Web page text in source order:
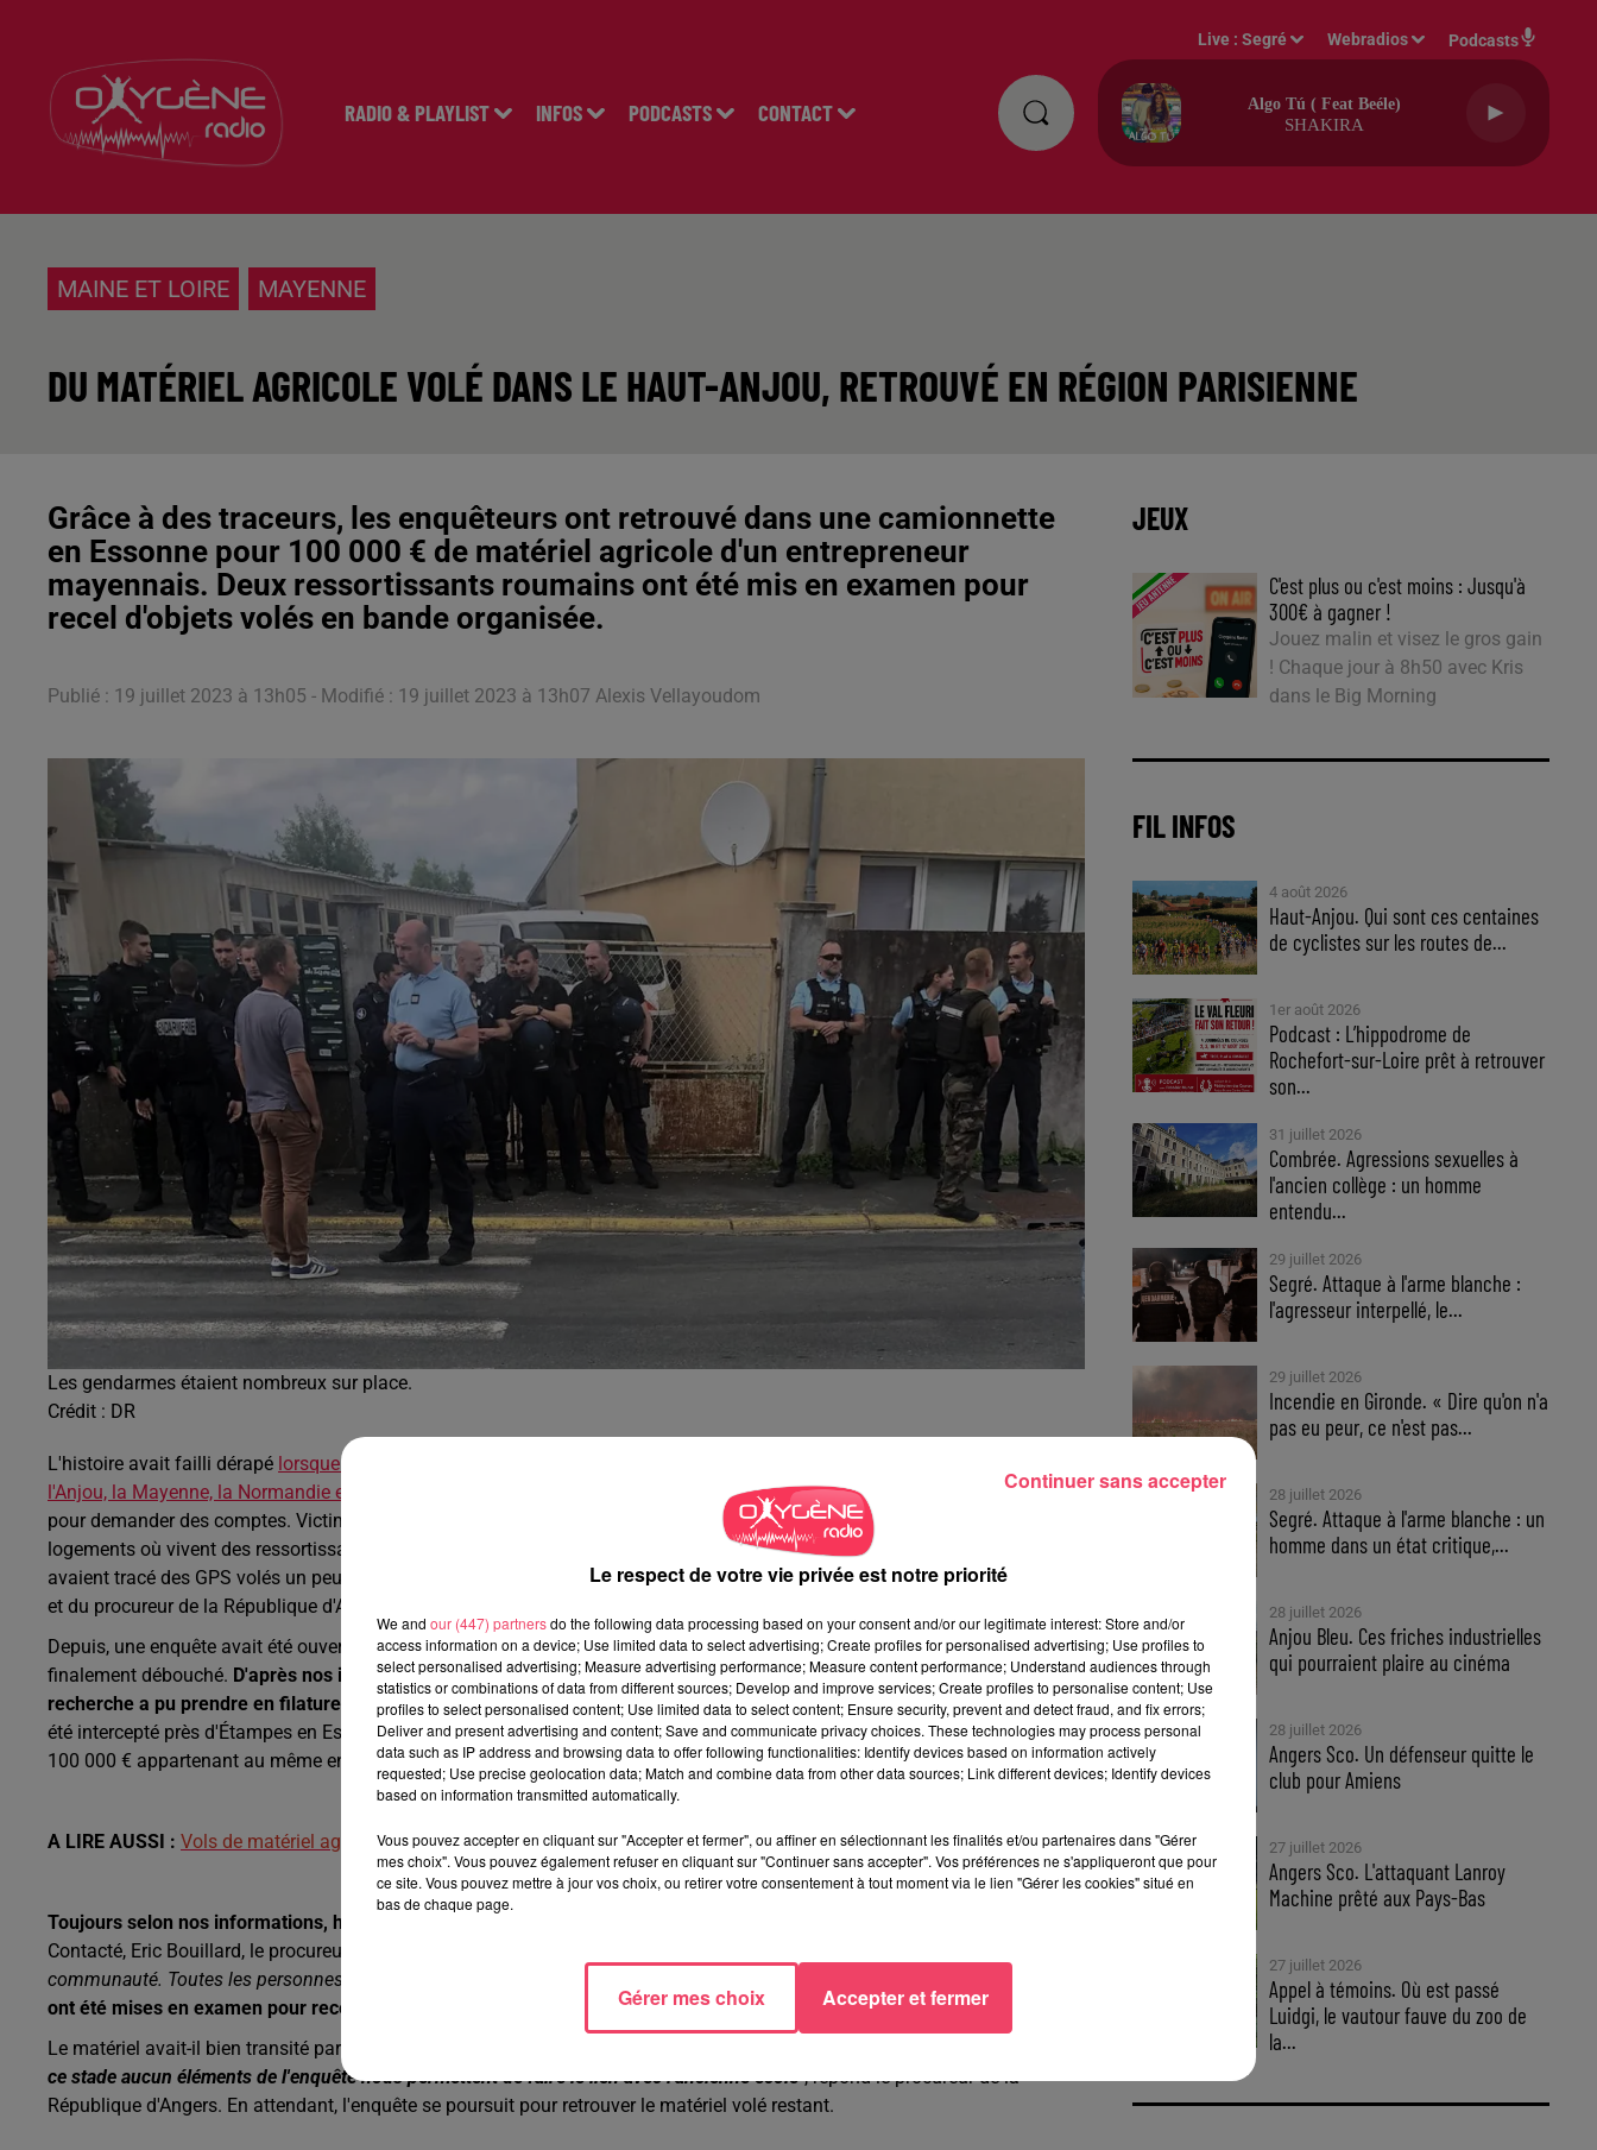
RADIO & PLAYLIST INFOS PODCASTS CONTACT
Live :Segré Webradios Podcasts
Algo Tú ( Feat Beéle)
SHAKIRA
MAINE ET LOIRE MAYENNE
DU MATÉRIEL AGRICOLE VOLÉ DANS LE HAUT-ANJOU, RETROUVÉ EN RÉGION PARISIENNE
Grâce à des traceurs, les enquêteurs ont retrouvé dans une camionnette
en Essonne pour 100 000 € de matériel agricole d'un entrepreneur
mayennais. Deux ressortissants roumains ont été mis en examen pour
recel d'objets volés en bande organisée.
Publié : 19 juillet 2023 à 13h05 - Modifié : 19 juillet 2023 à 13h07 Alexis Vellayoudom
Les gendarmes étaient nombreux sur place.
Crédit : DR
L'histoire avait failli dérapé lorsque le 19 juin dernier, une centaine d'agriculteurs et d'entrepreneurs agricoles en colère, de
l'Anjou, la Mayenne, la Normandie et la Bretagne s'était rassemblée à Noëllet
, petite commune du nord du Maine-et-Loire,
pour demander des comptes. Victimes de vols de matériel agricole, ils avaient ciblé cette ancienne école reconvertie en
logements où vivent des ressortissants roumains. C'est là-bas que ces professionnels prêts à se faire justice eux-mêmes
avaient tracé des GPS volés un peu partout dans l'Ouest. Le rassemblement avait nécessité l'intervention de la gendarmerie
et du procureur de la République d'Angers.
Depuis, une enquête avait été ouverte par le parquet d'Angers. Plusieurs pistes ont été étudiées, mais l'une d'elles a
finalement débouché. D'après nos informations, grâce à des traceurs d'un entrepreneur mayennais, la Brigrade de
recherche a pu prendre en filature une camionnette blanche en région parisienne.Le véhicule équipé d'une plateforme a
été intercepté près d'Étampes en Essonne. À l'intérieur, les gendarmes découvrent 7 GPS et 12 antennes pour une valeur de
100 000 € appartenant au même entrepreneur mayennais.
A LIRE AUSSI : Vols de matériel agricole : "Un jour, il y aura un mort", s'agace un entrepreneur mayennais
Toujours selon nos informations, huit personnes étaient à bord de la camionnette, toutes de nationalité roumaine.
Contacté, Eric Bouillard, le procureur de la République d'Angers précise : "
communauté. Toutes les personnes ne se connaissaient pas, certaines n'avaient rien à voir avec l'affair
ont été mises en examen pour recel d'objets volés en bande organisée.
Le matériel avait-il bien transité par Noëllet ? "
ce stade aucun éléments de l'enquête nous permettent de faire le lien avec l'ancienne école", répond le procureur de la
République d'Angers. En attendant, l'enquête se poursuit pour retrouver le matériel volé restant.
JEUX
C'est plus ou c'est moins : Jusqu'à
300€ à gagner !
Jouez malin et visez le gros gain
! Chaque jour à 8h50 avec Kris
dans le Big Morning
FIL INFOS
4 août 2026
Haut-Anjou. Qui sont ces centaines
de cyclistes sur les routes de...
1er août 2026
Podcast : L’hippodrome de
Rochefort-sur-Loire prêt à retrouver
son...
31 juillet 2026
Combrée. Agressions sexuelles à
l'ancien collège : un homme
entendu...
29 juillet 2026
Segré. Attaque à l'arme blanche :
l'agresseur interpellé, le...
29 juillet 2026
Incendie en Gironde. « Dire qu'on n'a
pas eu peur, ce n'est pas...
28 juillet 2026
Segré. Attaque à l'arme blanche : un
homme dans un état critique,...
28 juillet 2026
Anjou Bleu. Ces friches industrielles
qui pourraient plaire au cinéma
28 juillet 2026
Angers Sco. Un défenseur quitte le
club pour Amiens
27 juillet 2026
Angers Sco. L'attaquant Lanroy
Machine prêté aux Pays-Bas
27 juillet 2026
Appel à témoins. Où est passé
Luidgi, le vautour fauve du zoo de
la...
Le respect de votre vie privée est notre priorité
We and our (447) partnersdo the following data processing based on your consent and/or our legitimate interest: Store and/or
access information on a device; Use limited data to select advertising; Create profiles for personalised advertising; Use profiles to
select personalised advertising; Measure advertising performance; Measure content performance; Understand audiences through
statistics or combinations of data from different sources; Develop and improve services; Create profiles to personalise content; Use
profiles to select personalised content; Use limited data to select content; Ensure security, prevent and detect fraud, and fix errors;
Deliver and present advertising and content; Save and communicate privacy choices. These technologies may process personal
data such as IP address and browsing data to offer following functionalities: Identify devices based on information actively
requested; Use precise geolocation data; Match and combine data from other data sources; Link different devices; Identify devices
based on information transmitted automatically.
Vous pouvez accepter en cliquant sur "Accepter et fermer", ou affiner en sélectionnant les finalités et/ou partenaires dans "Gérer
mes choix". Vous pouvez également refuser en cliquant sur "Continuer sans accepter". Vos préférences ne s'appliqueront que pour
ce site. Vous pouvez mettre à jour vos choix, ou retirer votre consentement à tout moment via le lien "Gérer les cookies" situé en
bas de chaque page.
Gérer mes choix Accepter et fermer
Continuer sans accepter